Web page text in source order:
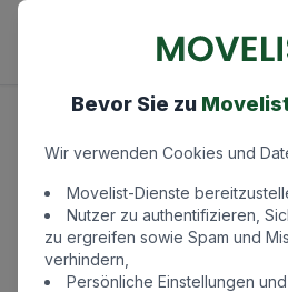
Sagen Sie
Bevor Sie zu
Wir verwenden Cookies und
Movelist-Dienste
Nutzer zu authentifizieren,
zu ergreifen sowie Spam und
verhindern,
Persönliche Einstellungen